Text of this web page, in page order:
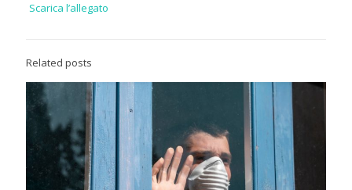
Scarica l’allegato
Related posts